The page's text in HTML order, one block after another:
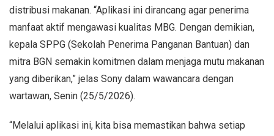
distribusi makanan. “Aplikasi ini dirancang agar penerima
manfaat aktif mengawasi kualitas MBG. Dengan demikian,
kepala SPPG (Sekolah Penerima Panganan Bantuan) dan
mitra BGN semakin komitmen dalam menjaga mutu makanan
yang diberikan,” jelas Sony dalam wawancara dengan
wartawan, Senin (25/5/2026).
“Melalui aplikasi ini, kita bisa memastikan bahwa setiap